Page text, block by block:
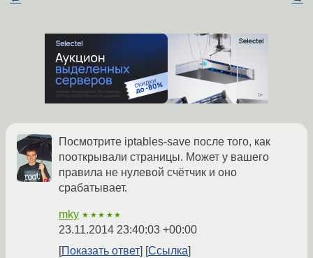
Посмотрите iptables-save после того, как
пооткрывали страницы. Может у вашего
правила не нулевой счётчик и оно
срабатывает.
mky ★★★★★
23.11.2014 23:40:03 +00:00
Показать ответ
Ссылка